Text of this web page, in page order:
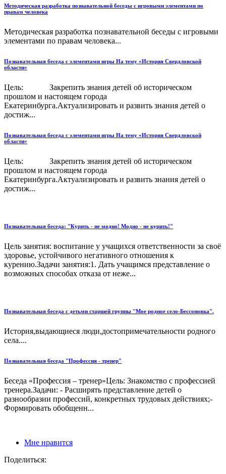
Методическая разработка познавательной беседы с игровыми элементами по
правам человека
Методическая разработка познавательной беседы с игровыми
элементами по правам человека...
Познавательная беседа с элементами игры На тему «История Свердловской
области»
Цель: Закрепить знания детей об историческом
прошлом и настоящем города
Екатеринбурга.Актуализировать и развить знания детей о
достиж...
Познавательная беседа с элементами игры На тему «История Свердловской
области»
Цель: Закрепить знания детей об историческом
прошлом и настоящем города
Екатеринбурга.Актуализировать и развить знания детей о
достиж...
Познавательная беседа: "Курить - не модно! Модно - не курить!"
Цель занятия: воспитание у учащихся ответственности за своё
здоровье, устойчивого негативного отношения к
курению.Задачи занятия:1. Дать учащимся представление о
возможных способах отказа от неже...
Познавательная беседа с детьми старшей группы "Мое родное село-Бессоновка".
История,выдающиеся люди,достопримечательности родного
села....
Познавательная беседа "Профессия - тренер"
Беседа «Профессия – тренер»Цель: Знакомство с профессией
тренера.Задачи: - Расширять представление детей о
разнообразии профессий, конкретных трудовых действиях;-
Формировать обобщенн...
Мне нравится
Поделиться: